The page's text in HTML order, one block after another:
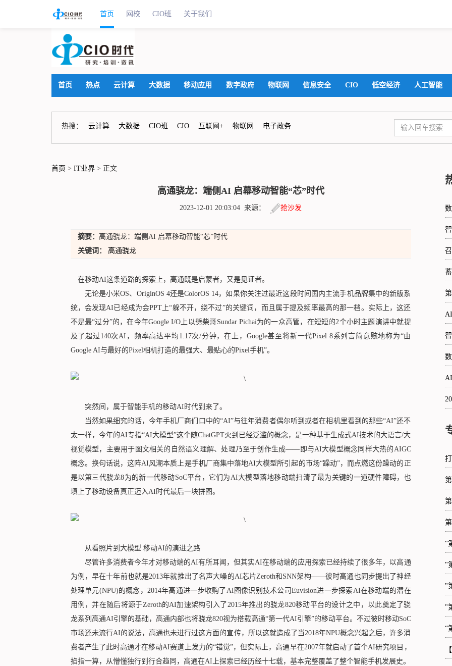
首页 网校 CIO班 关于我们
首页 热点 云计算 大数据 移动应用 数字政府 物联网 信息安全 CIO 低空经济 人工智能
热搜： 云计算 大数据 CIO班 CIO 互联网+ 物联网 电子政务
首页 > IT业界 > 正文
高通骁龙：端侧AI 启幕移动智能“芯”时代
2023-12-01 20:03:04 来源： 抢沙发
摘要： 高通骁龙：端侧AI 启幕移动智能“芯”时代
关键词：
高通骁龙
在移动AI这条道路的探索上，高通既是启蒙者，又是见证者。
无论是小米OS、OriginOS 4还是ColorOS 14，如果你关注过最近这段时间国内主流手机品牌集中的新版系
统，会发现AI已经成为会PPT上“躲不开，绕不过”的关键词，而且属于提及频率最高的那一档。实际上，这还
不是最“过分”的，在今年Google I/O上以劈柴哥Sundar Pichai为的一众高管，在短短的2个小时主题演讲中就提
及了超过140次AI，频率高达平均1.17次/分钟，在上，Google甚至将新一代Pixel 8系列言简意赅地称为“由
Google AI与最好的Pixel相机打造的最强大、最贴心的Pixel手机”。
突然间，属于智能手机的移动AI时代到来了。
当然如果细究的话，今年手机厂商们口中的“AI”与往年消费者偶尔听到或者在相机里看到的那些“AI”还不
太一样，今年的AI专指“AI大模型”这个随ChatGPT火到已经泛滥的概念，是一种基于生成式AI技术的大语言/大
视觉模型，主要用于图文相关的自然语义理解、处理乃至于创作生成——即与AI大模型概念同样大热的AIGC
概念。换句话说，这阵AI风潮本质上是手机厂商集中落地AI大模型所引起的市场“躁动”，而点燃这份躁动的正
是以第三代骁龙8为的新一代移动SoC平台，它们为AI大模型落地移动端扫清了最为关键的一道硬件障碍，也
填上了移动设备真正迈入AI时代最后一块拼图。
从看照片到大模型 移动AI的演进之路
尽管许多消费者今年才对移动端的AI有所耳闻，但其实AI在移动端的应用探索已经持续了很多年，以高通
为例，早在十年前也就是2013年就推出了名声大噪的AI芯片Zeroth和SNN架构——彼时高通也同步提出了神经
处理单元(NPU)的概念，2014年高通进一步收购了AI图像识别技术公司Euvision进一步探索AI在移动端的潜在
用例，并在随后将源于Zeroth的AI加速架构引入了2015年推出的骁龙820移动平台的设计之中，以此奠定了骁
龙系列高通AI引擎的基础，高通内部也将骁龙820视为搭载高通“第一代AI引擎”的移动平台。不过彼时移动SoC
市场还未流行AI的说法，高通也未进行过这方面的宣传，所以这就造成了当2018年NPU概念兴起之后，许多消
费者产生了此时高通才在移动AI赛道上发力的“错觉”，但实际上，高通早在2007年就启动了首个AI研究项目，
掐指一算，从懵懂独行到行合趋同，高通在AI上探索已经历经十七载，基本完整覆盖了整个智能手机发展史。
"
"
"
"
“